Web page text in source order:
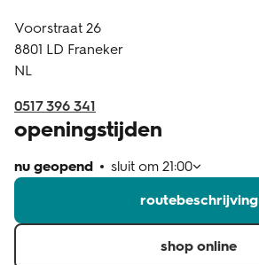
klantenservice
Voorstraat 26
8801 LD Franeker
NL
0517 396 341
openingstijden
nu geopend sluit om 21:00
routebeschrijving
shop online